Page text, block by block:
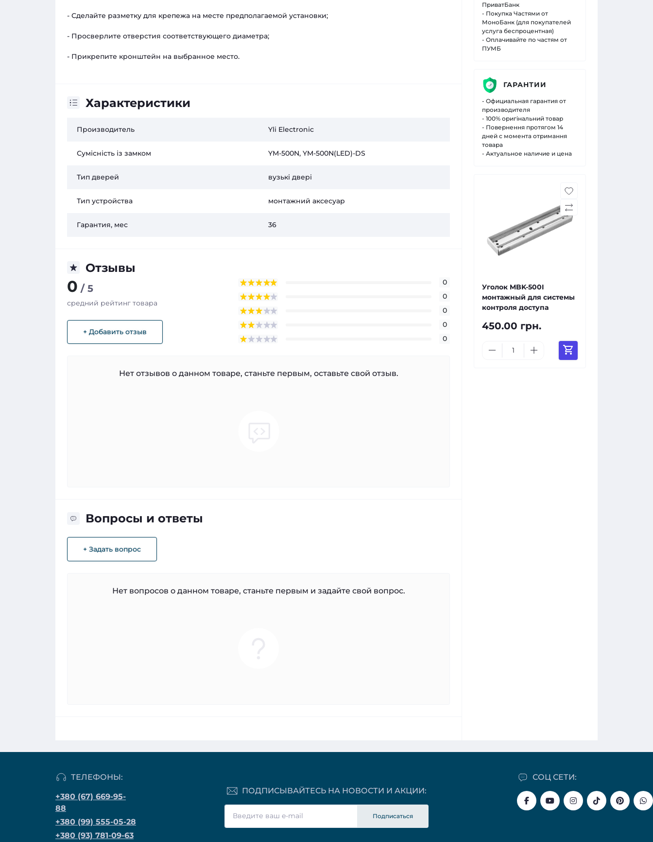
- Сделайте разметку для крепежа на месте предполагаемой установки;
- Просверлите отверстия соответствующего диаметра;
- Прикрепите кронштейн на выбранное место.
Характеристики
Производитель Yli Electronic
Сумісність із замком YM-500N, YM-500N(LED)-DS
Тип дверей вузькі двері
Тип устройства монтажний аксесуар
Гарантия, мес 36
Отзывы
0 / 5
средний рейтинг товара
+ Добавить отзыв
0
0
0
0
0
Нет отзывов о данном товаре, станьте первым, оставьте свой отзыв.
Вопросы и ответы
+ Задать вопрос
Нет вопросов о данном товаре, станьте первым и задайте свой вопрос.
ПриватБанк
- Покупка Частями от
МоноБанк (для покупателей
услуга беспроцентная)
- Оплачивайте по частям от
ПУМБ
ГАРАНТИИ
- Официальная гарантия от
производителя
- 100% оригінальний товар
- Повернення протягом 14
дней с момента отримання
товара
- Актуальное наличие и цена
Уголок MBK-500I
монтажный для системы
контроля доступа
450.00 грн.
ТЕЛЕФОНЫ:
+380 (67) 669-95-
88
+380 (99) 555-05-28
+380 (93) 781-09-63
СОЦ СЕТИ:
ПОДПИСЫВАЙТЕСЬ НА НОВОСТИ И АКЦИИ:
Подписаться